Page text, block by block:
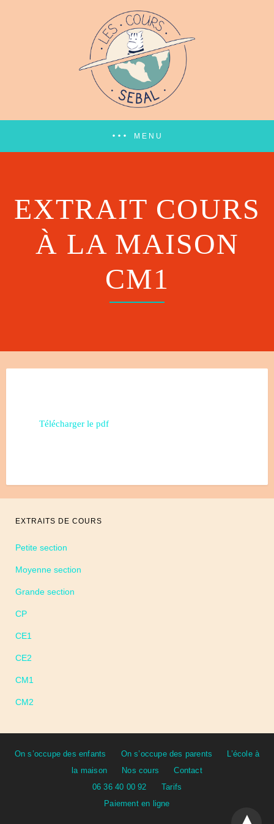
MENU
EXTRAIT COURS
À LA MAISON
CM1
Télécharger le pdf
EXTRAITS DE COURS
Petite section
Moyenne section
Grande section
CP
CE1
CE2
CM1
CM2
On s’occupe des enfants On s’occupe des parents
L’école à
la maison
Nos cours
Contact
06 36 40 00 92
Tarifs
Paiement en ligne